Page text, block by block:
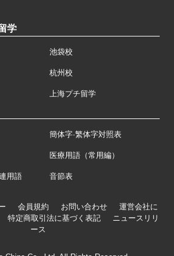
学
池袋校
杭州校
上海プチ留学
簡体字·繁体字対照表
医療用語（常用編）
用語 音節表
会員規約 お問い合わせ
運営会社に
特定商取引法に基づく表記
ニュースリリ
ース